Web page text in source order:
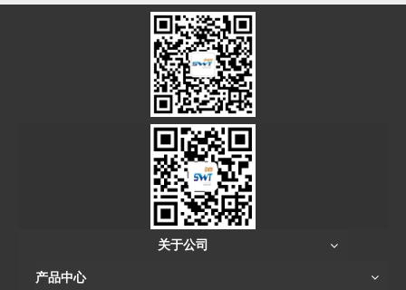
关于公司
产品中心